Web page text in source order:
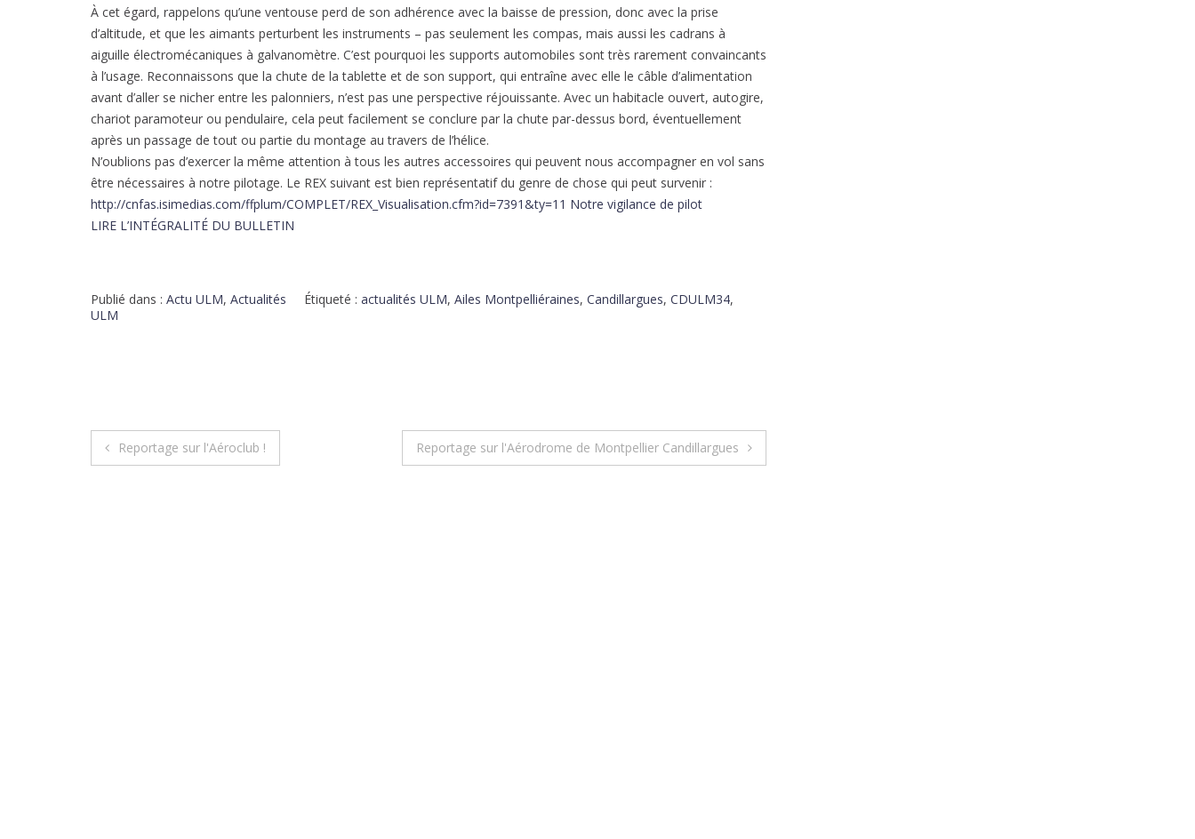
À cet égard, rappelons qu’une ventouse perd de son adhérence avec la baisse de pression, donc avec la prise
d’altitude, et que les aimants perturbent les instruments – pas seulement les compas, mais aussi les cadrans à
aiguille électromécaniques à galvanomètre. C’est pourquoi les supports automobiles sont très rarement convaincants
à l’usage. Reconnaissons que la chute de la tablette et de son support, qui entraîne avec elle le câble d’alimentation
avant d’aller se nicher entre les palonniers, n’est pas une perspective réjouissante. Avec un habitacle ouvert, autogire,
chariot paramoteur ou pendulaire, cela peut facilement se conclure par la chute par-dessus bord, éventuellement
après un passage de tout ou partie du montage au travers de l’hélice.
N’oublions pas d’exercer la même attention à tous les autres accessoires qui peuvent nous accompagner en vol sans
être nécessaires à notre pilotage. Le REX suivant est bien représentatif du genre de chose qui peut survenir :
http://cnfas.isimedias.com/ffplum/COMPLET/REX_Visualisation.cfm?id=7391&ty=11 Notre vigilance de pilot
LIRE L’INTÉGRALITÉ DU BULLETIN
Publié dans : Actu ULM, Actualités Étiqueté : actualités ULM, Ailes Montpelliéraines, Candillargues, CDULM34,
ULM
Reportage sur l'Aéroclub ! Reportage sur l'Aérodrome de Montpellier Candillargues